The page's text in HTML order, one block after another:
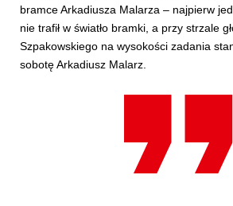
bramce Arkadiusza Malarza – najpierw
nie trafił w światło bramki, a przy strzale
Szpakowskiego na wysokości zadania
sobotę Arkadiusz Malarz.